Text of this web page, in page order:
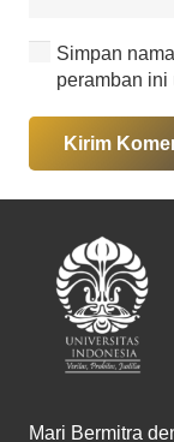
Simpan
peramban ini
Kirim
Mari Bermitra